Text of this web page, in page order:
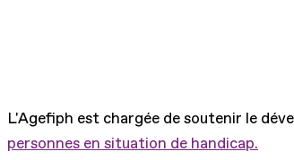
L'Agefiph est chargée de soutenir le
personnes en situation de handicap.